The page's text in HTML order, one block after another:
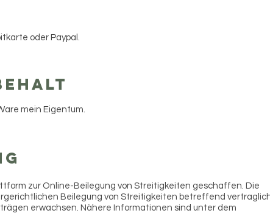
oder Paypal.
mein Eigentum.
zur Online-Beilegung von Streitigkeiten geschaffen. Die
Beilegung von Streitigkeiten betreffend
erwachsen. Nähere Informationen sind unter dem